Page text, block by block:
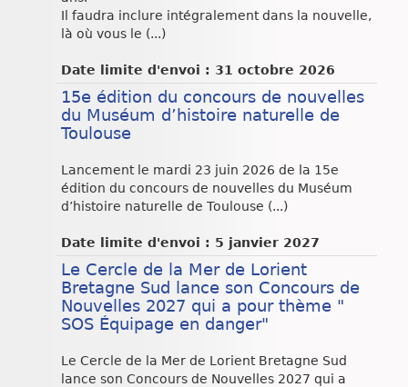
Il faudra inclure intégralement dans la nouvelle,
là où vous le (...)
Date limite d'envoi : 31 octobre 2026
15e édition du concours de nouvelles
du Muséum d’histoire naturelle de
Toulouse
Lancement le mardi 23 juin 2026 de la 15e
édition du concours de nouvelles du Muséum
d’histoire naturelle de Toulouse (...)
Date limite d'envoi : 5 janvier 2027
Le Cercle de la Mer de Lorient
Bretagne Sud lance son Concours de
Nouvelles 2027 qui a pour thème "
SOS Équipage en danger"
Le Cercle de la Mer de Lorient Bretagne Sud
lance son Concours de Nouvelles 2027 qui a